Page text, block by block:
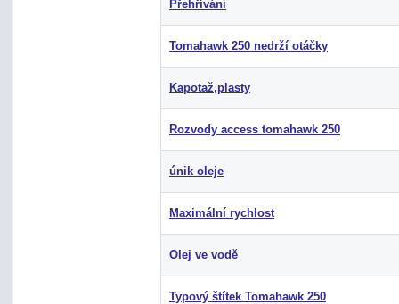
Přehřívání
Tomahawk 250 nedrží otáčky
Kapotaž,plasty
Rozvody access tomahawk 250
únik oleje
Maximální rychlost
Olej ve vodě
Typový štítek Tomahawk 250